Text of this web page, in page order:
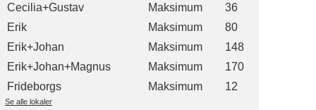
Cecilia+Gustav Maksimum
36
Erik
Maksimum
80
Erik+Johan
Maksimum
148
Erik+Johan+Magnus
Maksimum
170
Frideborgs
Maksimum 12
Se alle lokaler